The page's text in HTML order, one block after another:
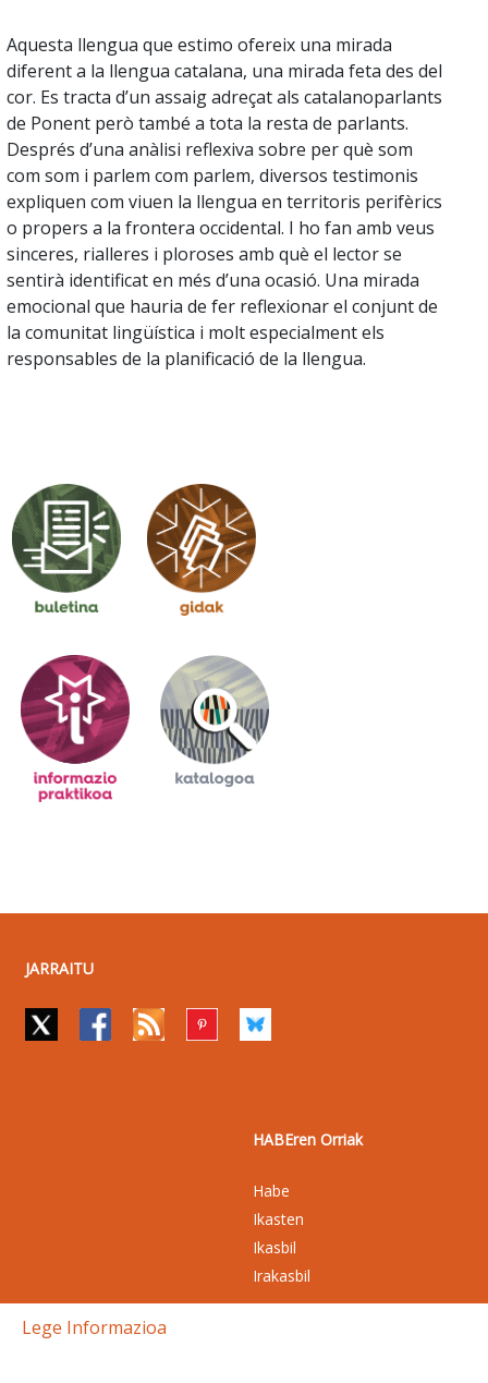
Aquesta llengua que estimo ofereix una mirada
diferent a la llengua catalana, una mirada feta des del
cor. Es tracta d’un assaig adreçat als catalanoparlants
de Ponent però també a tota la resta de parlants.
Després d’una anàlisi reflexiva sobre per què som
com som i parlem com parlem, diversos testimonis
expliquen com viuen la llengua en territoris perifèrics
o propers a la frontera occidental. I ho fan amb veus
sinceres, rialleres i ploroses amb què el lector se
sentirà identificat en més d’una ocasió. Una mirada
emocional que hauria de fer reflexionar el conjunt de
la comunitat lingüística i molt especialment els
responsables de la planificació de la llengua.
JARRAITU
HABEren Orriak
Habe
Ikasten
Ikasbil
Irakasbil
Lege Informazioa